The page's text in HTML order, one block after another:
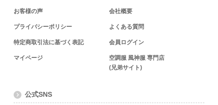
お客様の声 会社概要
プライバシーポリシー よくある質問
特定商取引法に基づく表記 会員ログイン
マイページ
空調服 風神服 専門店
(兄弟サイト)
公式SNS